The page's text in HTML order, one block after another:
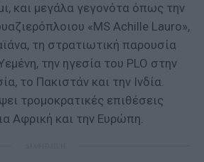
και μεγάλα γεγονότα όπως την
«MS Achille Lauro»,
τη στρατιωτική παρουσία
την ηγεσία του PLO στην
το Πακιστάν και την Ινδία.
τρομοκρατικές επιθέσεις
Αφρική και την Ευρώπη.